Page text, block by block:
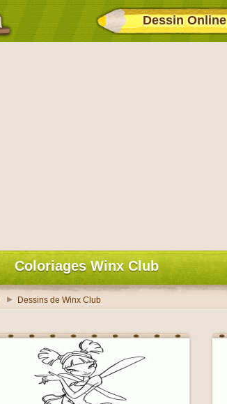
Dessin Online
Coloriages Winx Club
Dessins de Winx Club